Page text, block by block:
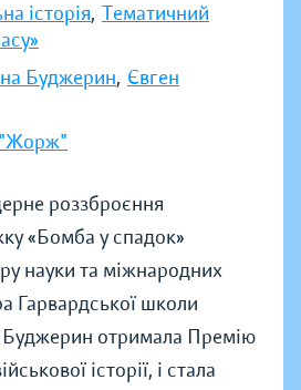
історія, Тематичний
Буджерин, Євген
"Жорж"
роззброєння
«Бомба у спадок»
науки та міжнародних
Гарвардської школи
Буджерин отримала Премію
історії, і стала